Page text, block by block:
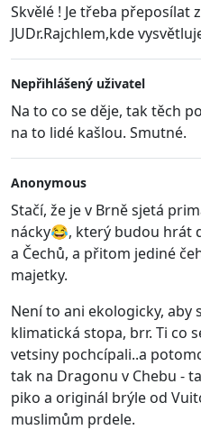
Skvělé ! Je třeba přeposílat
JUDr.Rajchlem,kde
Nepřihlášený uživatel
Na to co se děje, tak těch
na to lidé kašlou. Smutné.
Anonymous
Stačí, že je v Brně sjetá
nácky😂, který budou hrát
a Čechů, a přitom jediné
majetky.
Není to ani ekologicky, aby
klimatická stopa, brr. Ti co
vetsiny pochcípali..a
tak na Dragonu v Chebu -
piko a originál brýle od
muslimům prdele.